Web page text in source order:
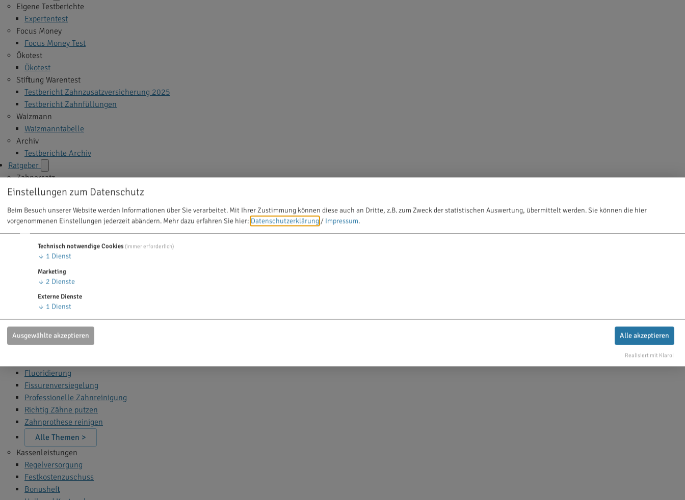
Eigene Testberichte
Expertentest
Focus Money
Focus Money Test
Ökotest
Ökotest
Stiftung Warentest
Testbericht Zahnzusatzversicherung 2025
Testbericht Zahnfüllungen
Waizmann
Waizmanntabelle
Archiv
Testberichte Archiv
Ratgeber
Zahnersatz
Implantate
Zahnkrone
Zahnbrücke
Alle Themen >
Zahnbehandlung
Zahn Bleaching
Zahnfüllung
Zahnspange
Wurzelbehandlung
Narkose beim Zahnarzt
Alle Themen >
Fluoridierung
Fissurenversiegelung
Professionelle Zahnreinigung
Richtig Zähne putzen
Zahnprothese reinigen
Alle Themen >
Kassenleistungen
Regelversorgung
Festkostenzuschuss
Bonusheft
Einstellungen zum Datenschutz
Beim Besuch unserer Website werden Informationen über Sie verarbeitet. Mit Ihrer Zustimmung können diese auch an Dritte, z.B. zum Zweck der statistischen Auswertung, übermittelt werden. Sie können die hier
vorgenommenen Einstellungen jederzeit abändern. Mehr dazu erfahren Sie hier: Datenschutzerklärung / Impressum.
Technisch notwendige Cookies (immer erforderlich)
↓ 1 Dienst
Marketing
↓ 2 Dienste
Externe Dienste
↓ 1 Dienst
Ausgewählte akzeptieren Alle akzeptieren
Realisiert mit Klaro!